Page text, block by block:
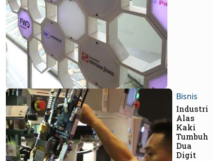
Bisnis
Industri
Alas
Kaki
Tumbuh
Dua
Digit